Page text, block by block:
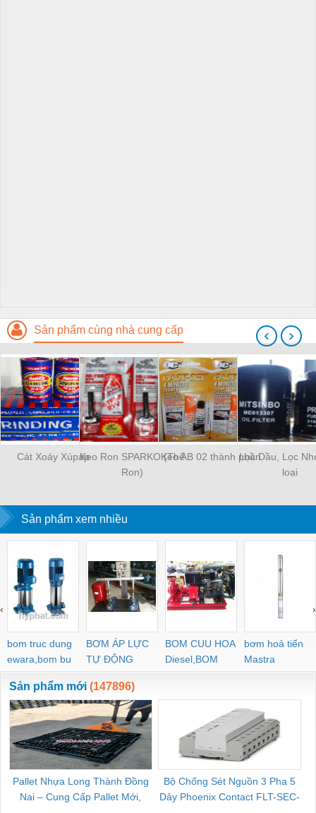
Sản phẩm cùng nhà cung cấp
Cát Xoáy XúpápKeo Ron SPARKO (Thế
Ron)
Keo AB 02 thành phầnLọc Dầu, Lọc
loại
‹ ›
Sản phẩm xem nhiều
bom truc dung
ewara,bom bu
ewara
BƠM ÁP LỰC
TỰ ĐỘNG
BOM CUU HOA
Diesel,BOM
CHUA CHAY
bơm hoả tiển
Mastra
‹ ›
Sản phẩm mới (147896)
Pallet Nhựa Long Thành Đồng
Nai – Cung Cấp Pallet Mới,
Bộ Chống Sét Nguồn 3 Pha 5
Dây Phoenix Contact FLT-SEC-